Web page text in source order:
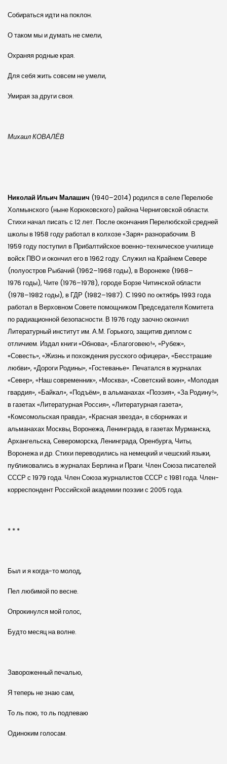
Собираться идти на поклон.
О таком мы и думать не смели,
Охраняя родные края.
Для себя жить совсем не умели,
Умирая за други своя.
Михаил КОВАЛЁВ
Николай Ильич Малашич (1940–2014) родился в селе Перелюбе
Холмын­ского (ныне Корюковского) района Черниговской области.
Стихи начал писать с 12 лет. После окончания Перелюбской средней
школы в 1958 году работал в колхозе «Заря» разнорабочим. В
1959 году поступил в Прибалтийское военно-техническое училище
войск ПВО и окончил его в 1962 году. Служил на Крайнем Севере
(полуостров Рыбачий (1962–1968 годы), в Воронеже (1968–
1976 годы), Чите (1976–1978), городе Борзе Читинской области
(1978–1982 годы), в ГДР (1982–1987). С 1990 по октябрь 1993 года
работал в Верховном Совете помощником Председателя Комитета
по радиационной безопасности. В 1976 году заочно окончил
Литературный институт им. А.М. Горького, защитив диплом с
отличием. Издал книги «Обнова», «Благоговею!», «Рубеж»,
«Совесть», «Жизнь и похождения русского офицера», «Бесстрашие
любви», «Дороги Родины», «Гостеванье». Печатался в журналах
«Север», «Наш современник», «Москва», «Советский воин», «Молодая
гвардия», «Байкал», «Подъём», в альманахах «Поэзия», «За Родину!»,
в газетах «Литературная Россия», «Литературная газета»,
«Комсомольская правда», «Красная звезда», в сборниках и
альманахах Москвы, Воронежа, Ленинграда, в газетах Мурманска,
Архангельска, Североморска, Ленинграда, Оренбурга, Читы,
Воронежа и др. Стихи переводились на немецкий и чешский языки,
публиковались в журналах Берлина и Праги. Член Союза писателей
СССР с 1979 года. Член Союза журналистов СССР с 1981 года. Член-
корреспондент Российской академии поэзии с 2005 года.
* * *
Был и я когда-то молод,
Пел любимой по весне.
Опрокинулся мой голос,
Будто месяц на волне.
Завороженный печалью,
Я теперь не знаю сам,
То ль пою, то ль подпеваю
Одиноким голосам.